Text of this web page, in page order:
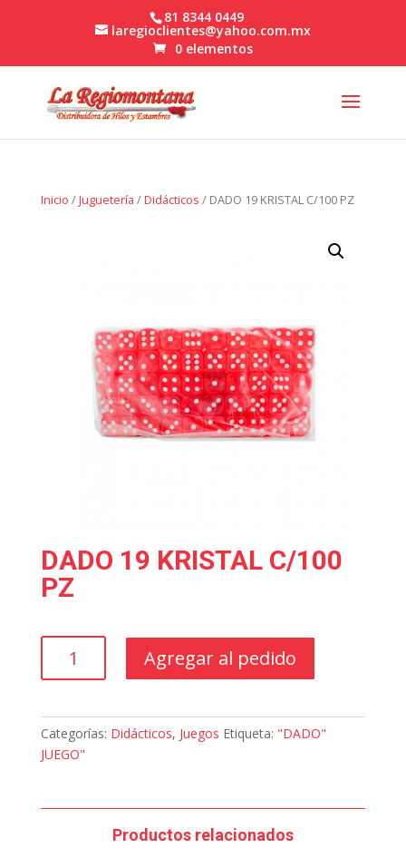
81 8344 0449
laregioclientes@yahoo.com.mx
0 elementos
Inicio /Juguetería /Didácticos / DADO 19 KRISTAL C/100 PZ
DADO 19 KRISTAL C/100
PZ
PZ
cantidad
Agregar al pedido
Categorías: Didácticos, Juegos Etiqueta: "DADO"
JUEGO"
Productos relacionados